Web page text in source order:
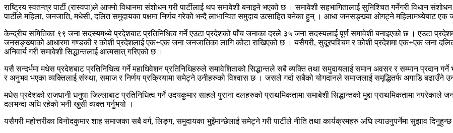
राष्ट्रिय स्वतन्त्र पार्टी (रास्वपा)ले आफ्नो विधानमा संशोधन गरी पार्टीलाई थप समावेशी बनाइने भएको छ । समावेशी सहभागितालाई सुनिश्चित गर्नेगरी विधान
पार्टीले महिला, जनजाति, मधेसी, दलित समुदायका पक्षमा निर्णय गरेको भन्दै लाभान्वित समुदाय उत्साहित बनेका हुन् । आधा जनसङ्ख्या ओगट्ने महिलामध्येबाट एक
केन्द्रीय समितिका ९९ जना सदस्यमध्ये प्रदेशबाट प्रतिनिधित्व गर्ने एउटा प्रदेशको पाँच जनाका दरले ३५ जना सदस्यलाई पूर्ण समावेशी बनाइएको छ । एउटा
जनसङ्ख्याको आधारमा गण्डकी र कोशी प्रदेशलाई एक÷एक जना जनजातिका लागि कोटा राखिएको छ । यसैगरी, सुदूरपश्चिम र कोशी प्रदेशमा एक÷एक जना
अनिवार्य गरी समावेशी सिद्धान्तलाई आत्मसात् गरिएको छ ।
यसै सन्दर्भमा मधेस प्रदेशबाट प्रतिनिधित्व गर्ने महाधिवेशन प्रतिनिधिहरुले समावेशिताको सिद्धान्तले सबै व्यक्ति तथा समुदायलाई समान अवसर र सम्मान प्रदान
र अनुभव भएका व्यक्तिलाई संस्था, समाज र निर्णय प्रक्रियामा समेट्ने उनीहरुको विश्वास छ । जसले गर्दा सबैको योगदानले समाजलाई समृद्धितर्फ अगाडि बढाउँने
मधेस प्रदेशको राजधानी धनुषा जिल्लाबाट प्रतिनिधित्व गर्ने उदयकुमार साहले पुराना दलहरुको प्राथमिकतामा समाबेशी सिद्धान्तको मुद्दा प्राथमिकतामा नपरेकाले
दलभन्दा अघि रहेको भनी खुसी व्यक्त गर्नुभयो ।
यसैगरी महोत्तरीका विनोदकुमार शाह समाजका सबै वर्ग, लिङ्ग, समुदायका भुइँमान्छेलाई समेट्ने गरी पार्टीले नीति तथा कार्यक्रमहरु अघि ल्याउनुपर्नेमा सुझाव दिनुहुन्छ